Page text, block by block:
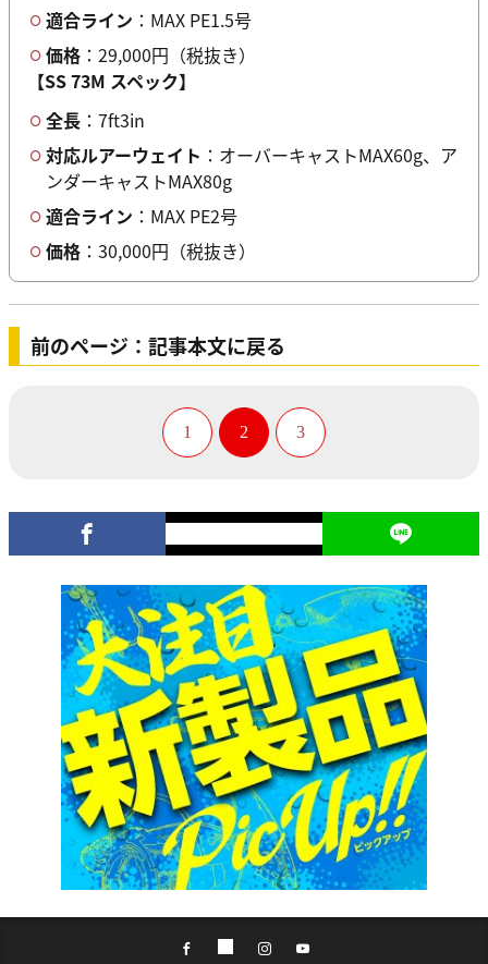
適合ライン ：MAX PE1.5号
価格 ：29,000円（税抜き）
【SS 73M スペック】
全長 ：7ft3in
対応ルアーウェイト ：オーバーキャストMAX60g、ア
ンダーキャストMAX80g
適合ライン ：MAX PE2号
価格 ：30,000円（税抜き）
前のページ：記事本文に戻る
1 2 3